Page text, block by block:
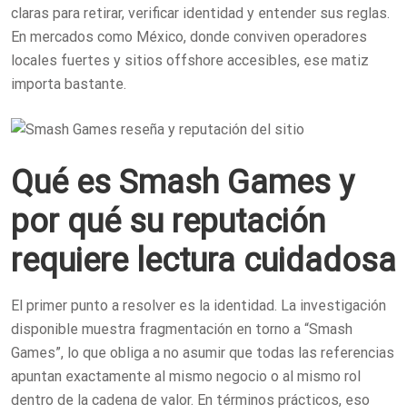
claras para retirar, verificar identidad y entender sus reglas.
En mercados como México, donde conviven operadores
locales fuertes y sitios offshore accesibles, ese matiz
importa bastante.
Qué es Smash Games y
por qué su reputación
requiere lectura cuidadosa
El primer punto a resolver es la identidad. La investigación
disponible muestra fragmentación en torno a “Smash
Games”, lo que obliga a no asumir que todas las referencias
apuntan exactamente al mismo negocio o al mismo rol
dentro de la cadena de valor. En términos prácticos, eso